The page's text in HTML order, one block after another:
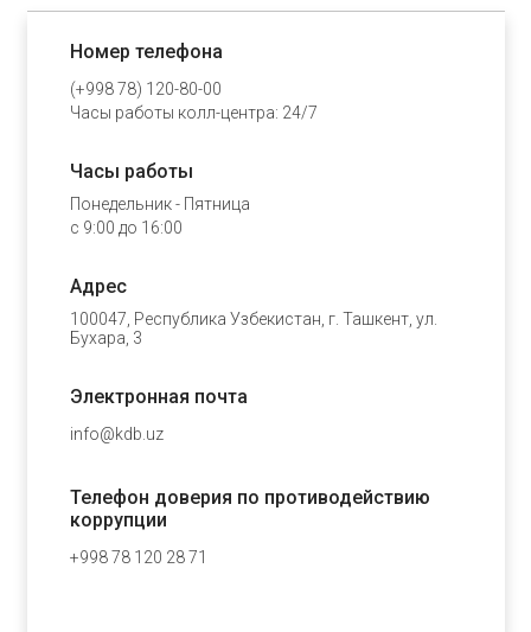
Номер телефона
(+998 78) 120-80-00
Часы работы колл-центра: 24/7
Часы работы
Понедельник - Пятница
с 9:00 до 16:00
Адрес
100047, Республика Узбекистан, г. Ташкент, ул.
Бухара, 3
Электронная почта
info@kdb.uz
Телефон доверия по противодействию
коррупции
+998 78 120 28 71